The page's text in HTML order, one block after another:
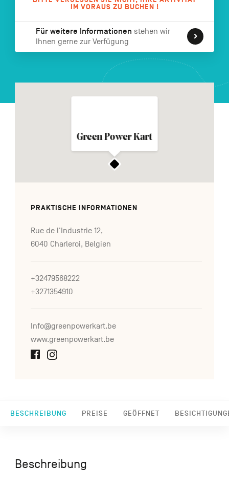
FR NL EN
IM VORAUS ZU BUCHEN !
Für weitere Informationen stehen wir
Ihnen gerne zur Verfügung
BESCHREIBUNG PREISE GEÖFFNET
Green Power Kart
PRAKTISCHE INFORMATIONEN
Rue de l'Industrie 12,
6040 Charleroi, Belgien
+32479568222
+3271354910
Info@greenpowerkart.be
www.greenpowerkart.be
Beschreibung